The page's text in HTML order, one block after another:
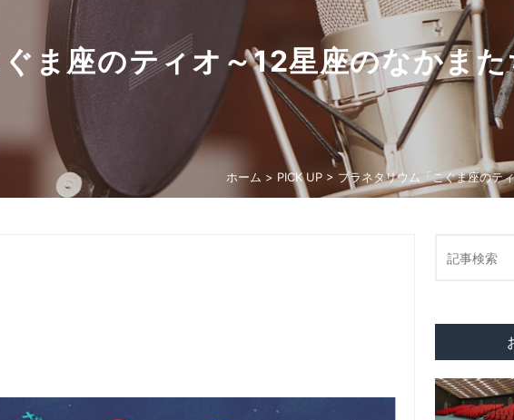
ま座のティオ～12星座のなかまた
ホーム > PICK UP> プラネタリウム「こぐま座のテ